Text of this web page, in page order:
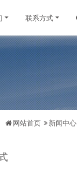
联系方式
网站首页 新闻中心